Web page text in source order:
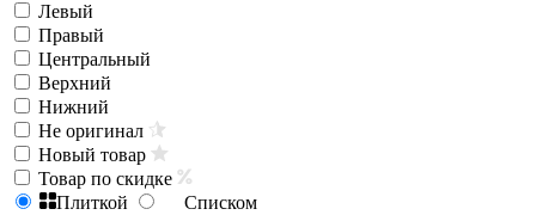
Левый
Правый
Центральный
Верхний
Нижний
Не оригинал
Новый товар
Товар по скидке
Плиткой
Списком